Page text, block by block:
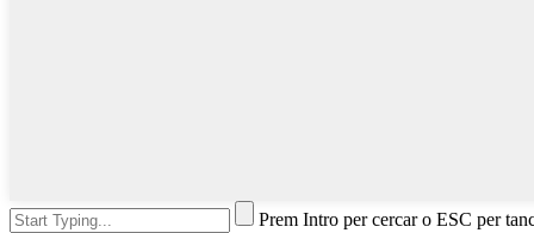
Prem Intro per cercar o ESC per